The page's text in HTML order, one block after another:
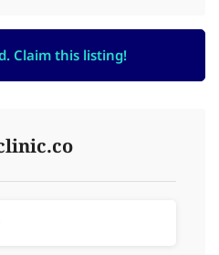
Claim this listing!